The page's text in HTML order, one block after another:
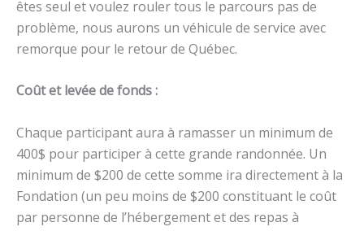
êtes seul et voulez rouler tous le parcours pas de
problème, nous aurons un véhicule de service avec
remorque pour le retour de Québec.
Coût et levée de fonds :
Chaque participant aura à ramasser un minimum de
400$ pour participer à cette grande randonnée. Un
minimum de $200 de cette somme ira directement à la
Fondation (un peu moins de $200 constituant le coût
par personne de l’hébergement et des repas à